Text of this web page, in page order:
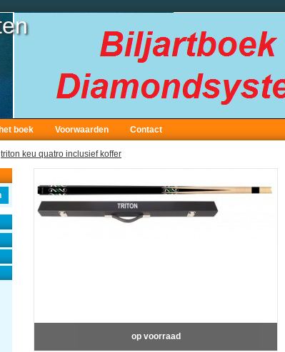
boek Voorwaarden Contact
triton keu quatro inclusief koffer
op voorraad